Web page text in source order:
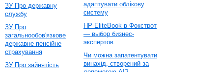
ЗУ Про державну
службу
ЗУ Про
загальнообов'язкове
державне пенсійне
страхування
ЗУ Про зайнятість
адаптувати облікову
систему
HP EliteBook в Фокстрот
— выбор бизнес-
экспертов
Чи можна запатентувати
винахід, створений за